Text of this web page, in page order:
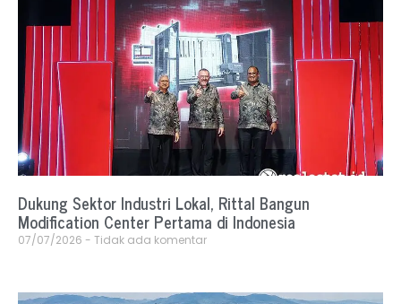
Dukung Sektor Industri Lokal, Rittal Bangun
Modification Center Pertama di Indonesia
07/07/2026 Tidak ada komentar